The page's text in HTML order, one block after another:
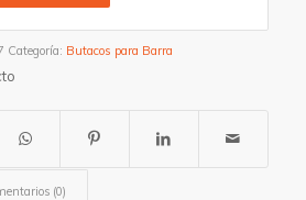
Categoría: Butacos para Barra
(0)